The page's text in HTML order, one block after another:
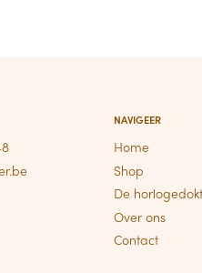
NAVIGEER
Home
Shop
De
Over ons
Contact